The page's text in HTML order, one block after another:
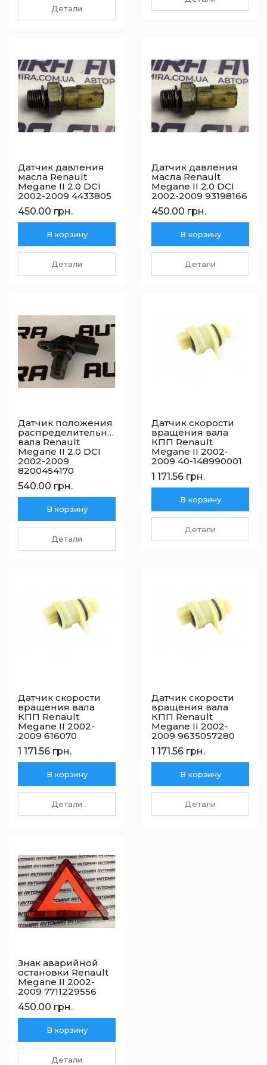
Детали
Датчик давления
масла Renault
Megane II 2.0 DCI
2002-2009 4433805
450.00 грн.
В корзину
Детали
Датчик давления
масла Renault
Megane II 2.0 DCI
2002-2009 93198166
450.00 грн.
В корзину
Детали
Датчик положения
распределительного
вала Renault
Megane II 2.0 DCI
2002-2009
8200454170
540.00 грн.
В корзину
Детали
Датчик скорости
вращения вала
КПП Renault
Megane II 2002-
2009 40-148990001
1 171.56 грн.
В корзину
Детали
Датчик скорости
вращения вала
КПП Renault
Megane II 2002-
2009 616070
1 171.56 грн.
В корзину
Детали
Датчик скорости
вращения вала
КПП Renault
Megane II 2002-
2009 9635057280
1 171.56 грн.
В корзину
Детали
Знак аварийной
остановки Renault
Megane II 2002-
2009 7711229556
450.00 грн.
В корзину
Детали